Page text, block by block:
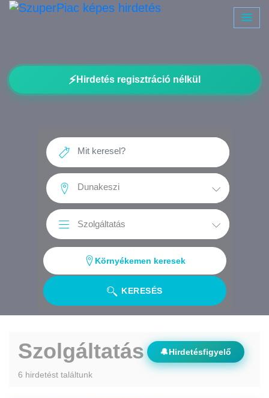
⚡Hirdetés regisztráció nélkül
KERESÉS
Környékemen keresek
Szolgáltatás
6 hirdetést találtunk
🔔Hirdetésfigyelő